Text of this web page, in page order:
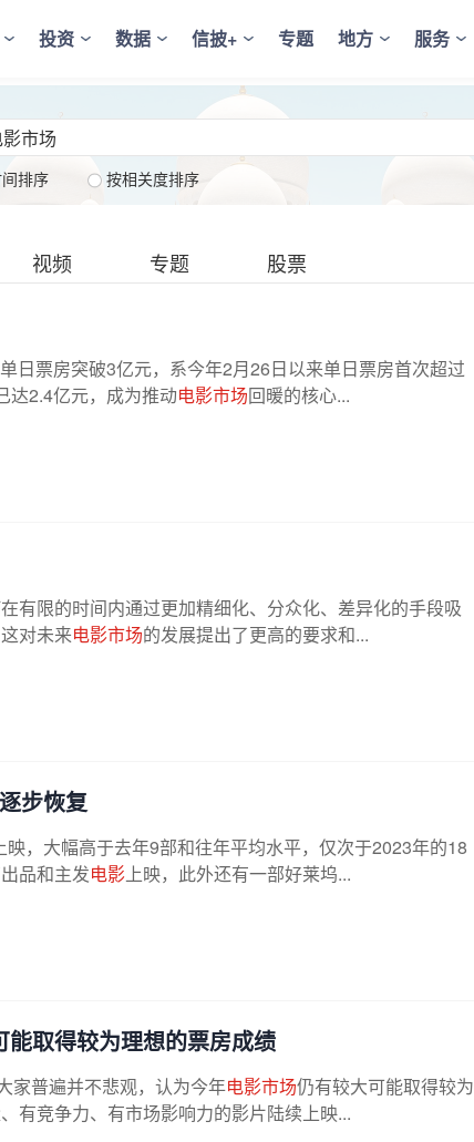
投资 数据 信披+ 专题 地方 服务
排序 按相关度排序
视频 专题 股票
单日票房突破3亿元，系今年2月26日以来单日票房首次超过
达2.4亿元，成为推动电影市场回暖的核心...
有限的时间内通过更加精细化、分众化、差异化的手段吸
对未来电影市场的发展提出了更高的要求和...
步恢复
映，大幅高于去年9部和往年平均水平，仅次于2023年的18
品和主发电影上映，此外还有一部好莱坞...
能取得较为理想的票房成绩
家普遍并不悲观，认为今年电影市场仍有较大可能取得较为
有竞争力、有市场影响力的影片陆续上映...